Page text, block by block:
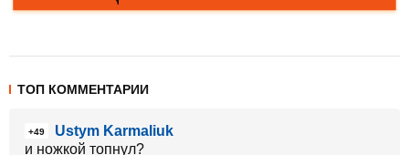
ТОП КОММЕНТАРИИ
+49
Ustym Karmaliuk
и ножкой топнул?